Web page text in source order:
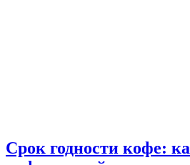
Срок годности кофе: